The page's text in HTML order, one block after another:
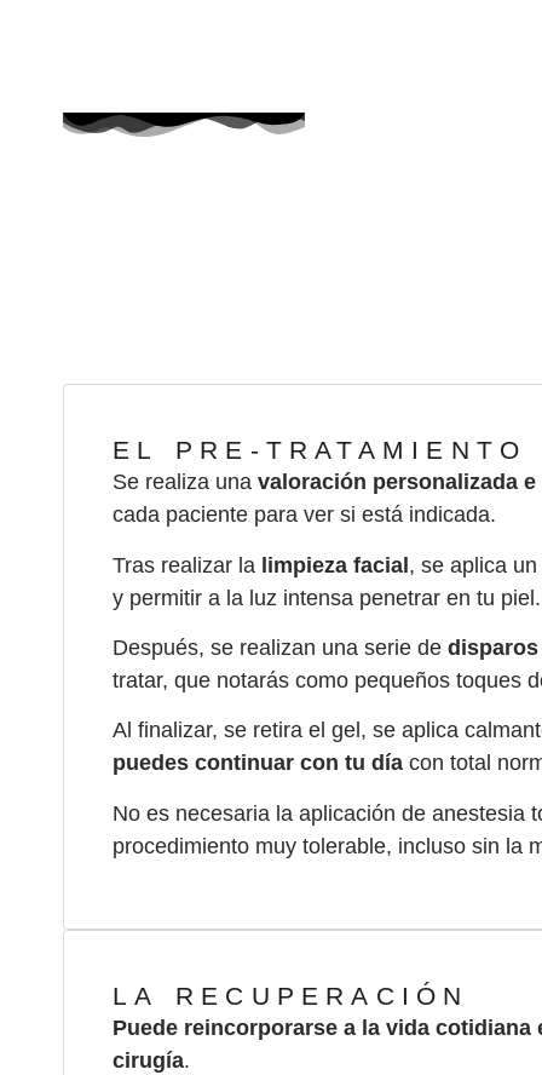
EL PRE-TRATAMIENTO
Se realiza una valoración personalizada
cada paciente para ver si está indicada.
Tras realizar la limpieza facial, se aplica
y permitir a la luz intensa penetrar en tu piel.
Después, se realizan una serie de
tratar, que notarás como pequeños toques
Al finalizar, se retira el gel, se aplica
puedes continuar con tu día con total
No es necesaria la aplicación de anestesia
procedimiento muy tolerable, incluso sin la
LA RECUPERACIÓN
Puede reincorporarse a la vida cotidiana
cirugía.